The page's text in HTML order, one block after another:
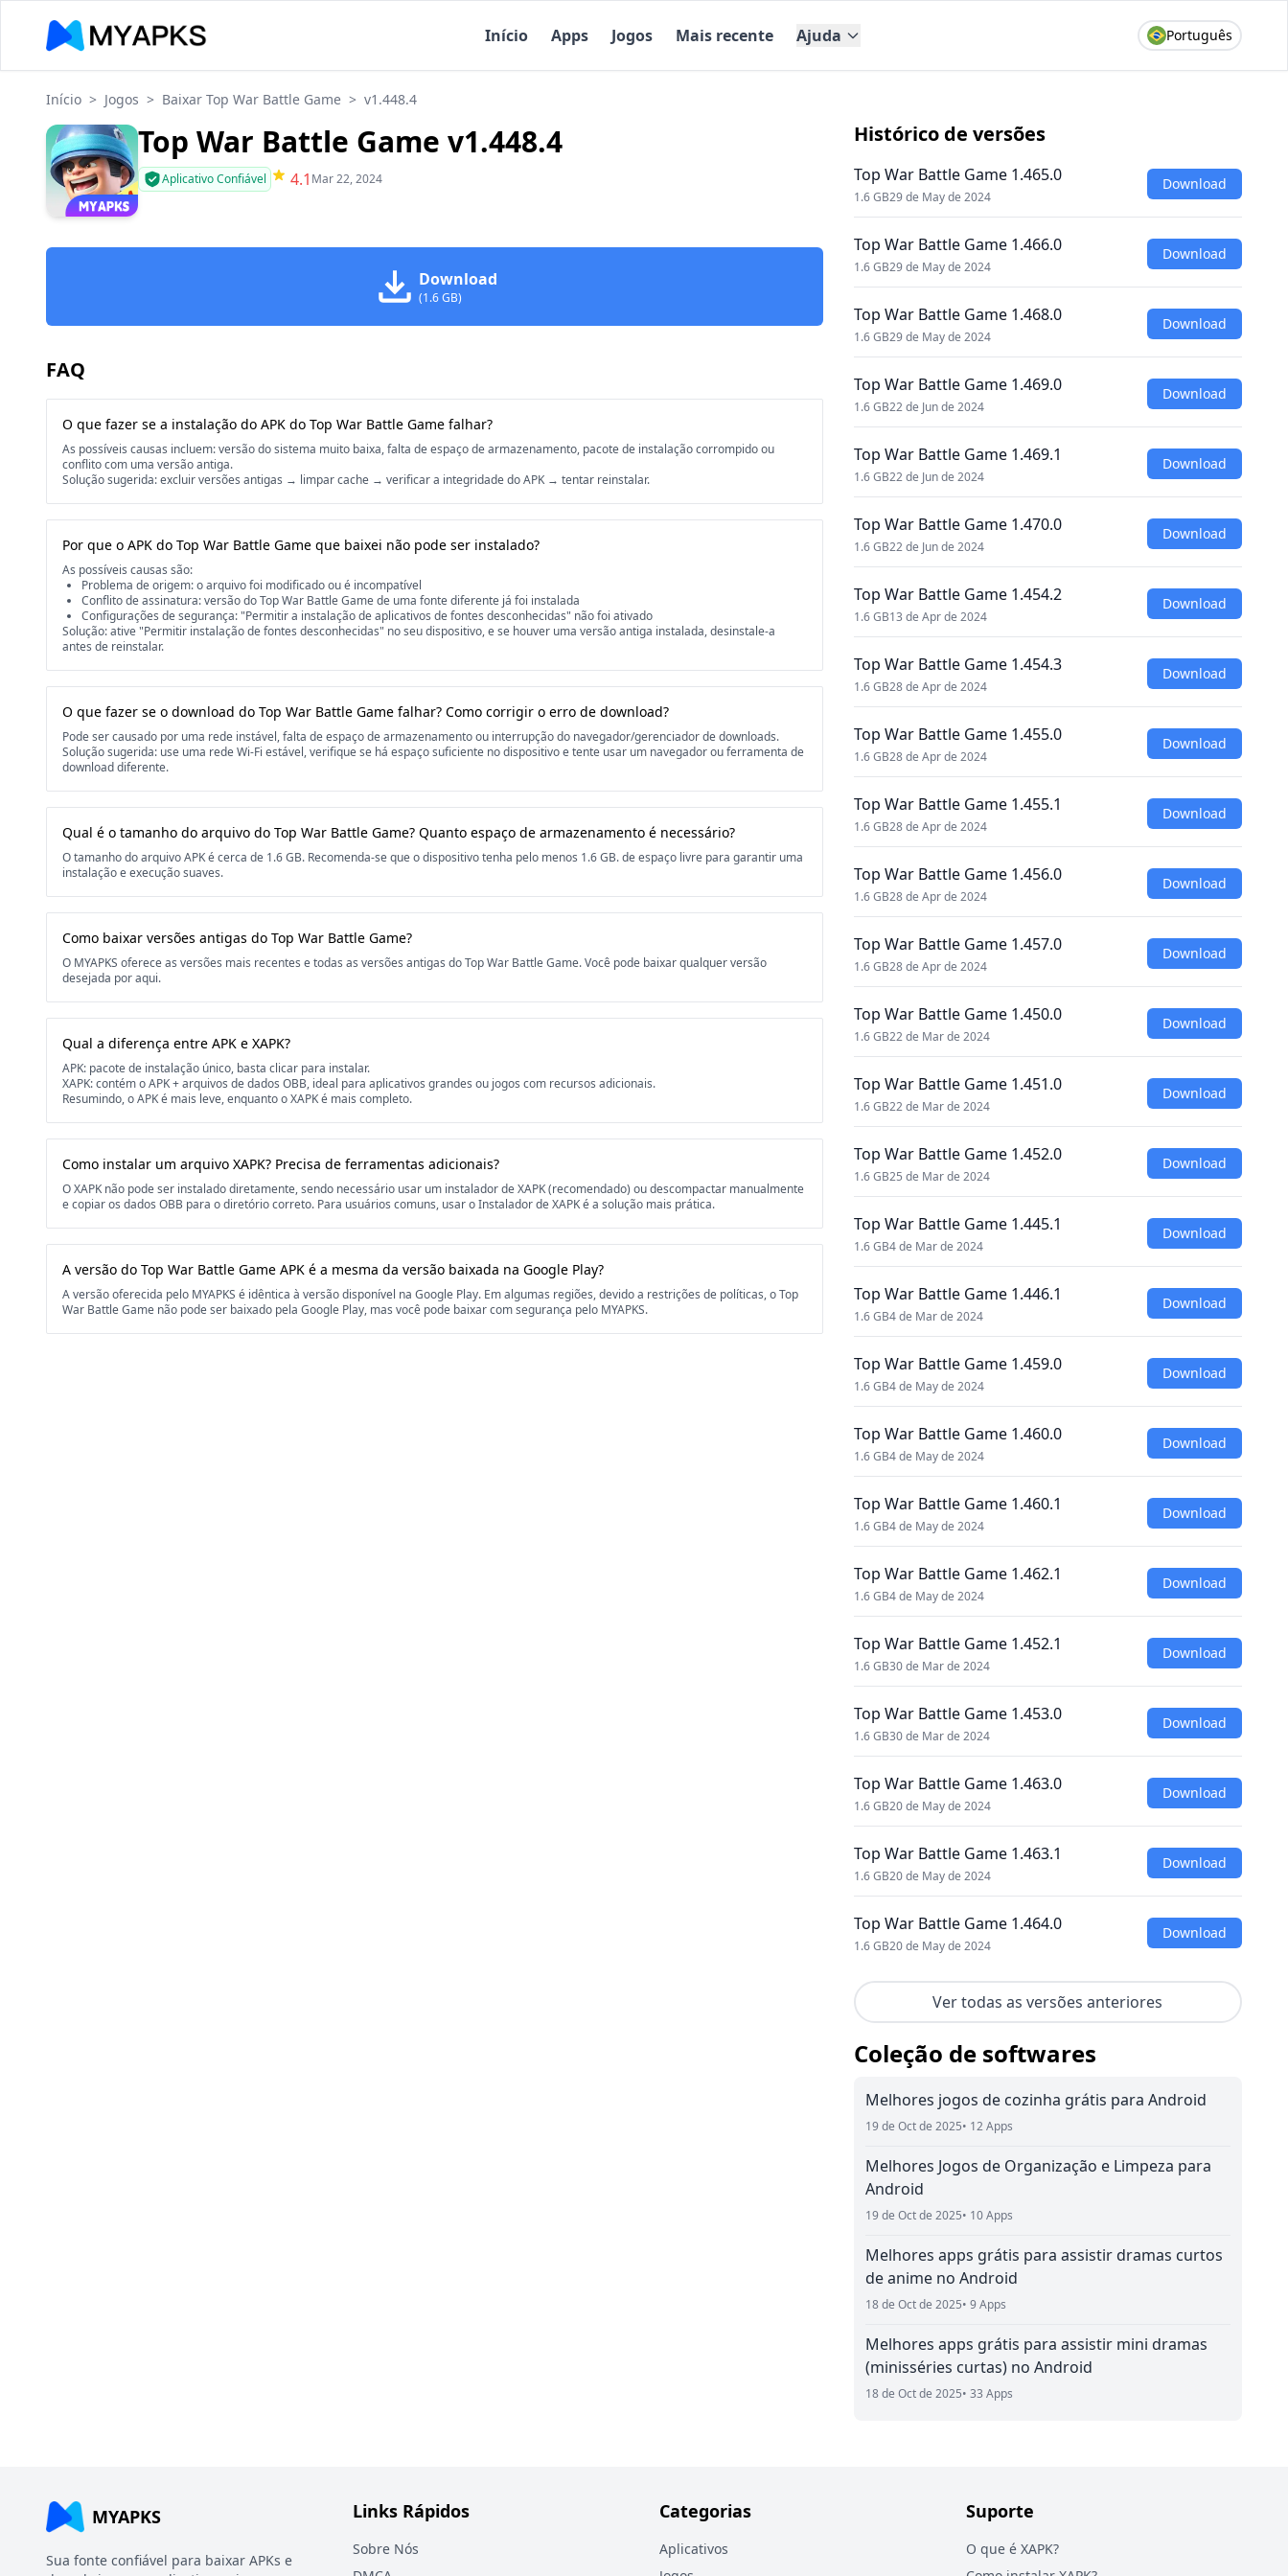
Início Apps Jogos Mais recente Ajuda Português
Início > Jogos > Baixar Top War Battle Game > v1.448.4
Top War Battle Game v1.448.4
Aplicativo Confiável 4.1 Mar 22, 2024
Download
(1.6 GB)
FAQ
O que fazer se a instalação do APK do Top War Battle Game falhar?
As possíveis causas incluem: versão do sistema muito baixa, falta de espaço de armazenamento, pacote de instalação corrompido ou
conflito com uma versão antiga.
Solução sugerida: excluir versões antigas → limpar cache → verificar a integridade do APK → tentar reinstalar.
Por que o APK do Top War Battle Game que baixei não pode ser instalado?
As possíveis causas são:
Problema de origem: o arquivo foi modificado ou é incompatível
Conflito de assinatura: versão do Top War Battle Game de uma fonte diferente já foi instalada
Configurações de segurança: "Permitir a instalação de aplicativos de fontes desconhecidas" não foi ativado
Solução: ative "Permitir instalação de fontes desconhecidas" no seu dispositivo, e se houver uma versão antiga instalada, desinstale-a
antes de reinstalar.
O que fazer se o download do Top War Battle Game falhar? Como corrigir o erro de download?
Pode ser causado por uma rede instável, falta de espaço de armazenamento ou interrupção do navegador/gerenciador de downloads.
Solução sugerida: use uma rede Wi-Fi estável, verifique se há espaço suficiente no dispositivo e tente usar um navegador ou ferramenta de
download diferente.
Qual é o tamanho do arquivo do Top War Battle Game? Quanto espaço de armazenamento é necessário?
O tamanho do arquivo APK é cerca de 1.6 GB. Recomenda-se que o dispositivo tenha pelo menos 1.6 GB. de espaço livre para garantir uma
instalação e execução suaves.
Como baixar versões antigas do Top War Battle Game?
O MYAPKS oferece as versões mais recentes e todas as versões antigas do Top War Battle Game. Você pode baixar qualquer versão
desejada por aqui.
Qual a diferença entre APK e XAPK?
APK: pacote de instalação único, basta clicar para instalar.
XAPK: contém o APK + arquivos de dados OBB, ideal para aplicativos grandes ou jogos com recursos adicionais.
Resumindo, o APK é mais leve, enquanto o XAPK é mais completo.
Como instalar um arquivo XAPK? Precisa de ferramentas adicionais?
O XAPK não pode ser instalado diretamente, sendo necessário usar um instalador de XAPK (recomendado) ou descompactar manualmente
e copiar os dados OBB para o diretório correto. Para usuários comuns, usar o Instalador de XAPK é a solução mais prática.
A versão do Top War Battle Game APK é a mesma da versão baixada na Google Play?
A versão oferecida pelo MYAPKS é idêntica à versão disponível na Google Play. Em algumas regiões, devido a restrições de políticas, o Top
War Battle Game não pode ser baixado pela Google Play, mas você pode baixar com segurança pelo MYAPKS.
Histórico de versões
Top War Battle Game 1.465.0
1.6 GB29 de May de 2024
Download
Top War Battle Game 1.466.0
1.6 GB29 de May de 2024
Download
Top War Battle Game 1.468.0
1.6 GB29 de May de 2024
Download
Top War Battle Game 1.469.0
1.6 GB22 de Jun de 2024
Download
Top War Battle Game 1.469.1
1.6 GB22 de Jun de 2024
Download
Top War Battle Game 1.470.0
1.6 GB22 de Jun de 2024
Download
Top War Battle Game 1.454.2
1.6 GB13 de Apr de 2024
Download
Top War Battle Game 1.454.3
1.6 GB28 de Apr de 2024
Download
Top War Battle Game 1.455.0
1.6 GB28 de Apr de 2024
Download
Top War Battle Game 1.455.1
1.6 GB28 de Apr de 2024
Download
Top War Battle Game 1.456.0
1.6 GB28 de Apr de 2024
Download
Top War Battle Game 1.457.0
1.6 GB28 de Apr de 2024
Download
Top War Battle Game 1.450.0
1.6 GB22 de Mar de 2024
Download
Top War Battle Game 1.451.0
1.6 GB22 de Mar de 2024
Download
Top War Battle Game 1.452.0
1.6 GB25 de Mar de 2024
Download
Top War Battle Game 1.445.1
1.6 GB4 de Mar de 2024
Download
Top War Battle Game 1.446.1
1.6 GB4 de Mar de 2024
Download
Top War Battle Game 1.459.0
1.6 GB4 de May de 2024
Download
Top War Battle Game 1.460.0
1.6 GB4 de May de 2024
Download
Top War Battle Game 1.460.1
1.6 GB4 de May de 2024
Download
Top War Battle Game 1.462.1
1.6 GB4 de May de 2024
Download
Top War Battle Game 1.452.1
1.6 GB30 de Mar de 2024
Download
Top War Battle Game 1.453.0
1.6 GB30 de Mar de 2024
Download
Top War Battle Game 1.463.0
1.6 GB20 de May de 2024
Download
Top War Battle Game 1.463.1
1.6 GB20 de May de 2024
Download
Top War Battle Game 1.464.0
1.6 GB20 de May de 2024
Download
Ver todas as versões anteriores
Coleção de softwares
Melhores jogos de cozinha grátis para Android
19 de Oct de 2025• 12 Apps
Melhores Jogos de Organização e Limpeza para
Android
19 de Oct de 2025• 10 Apps
Melhores apps grátis para assistir dramas curtos
de anime no Android
18 de Oct de 2025• 9 Apps
Melhores apps grátis para assistir mini dramas
(minisséries curtas) no Android
18 de Oct de 2025• 33 Apps
MYAPKS
Sua fonte confiável para baixar APKs e
Links Rápidos
Sobre Nós
Categorias
Aplicativos
Suporte
O que é XAPK?